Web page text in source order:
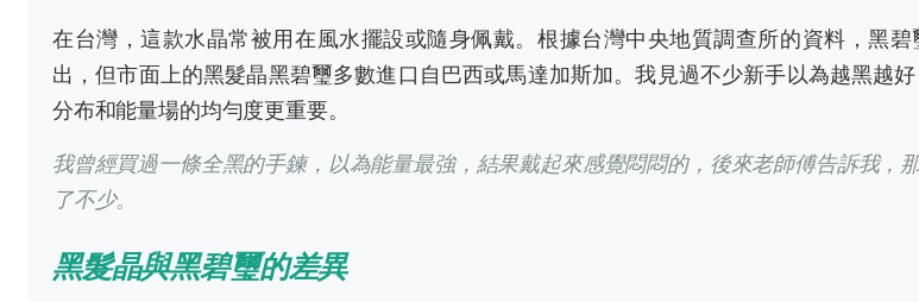
在台灣，這款水晶常被用在風水擺設或隨身佩戴。根據台灣中央地質調查所的資料，黑
出，但市面上的黑髮晶黑碧璽多數進口自巴西或馬達加斯加。我見過不少新手以為越黑越
分布和能量場的均勻度更重要。
我曾經買過一條全黑的手鍊，以為能量最強，結果戴起來感覺悶悶的，後來老師傅告訴我，
了不少。
黑髮晶與黑碧璽的差異